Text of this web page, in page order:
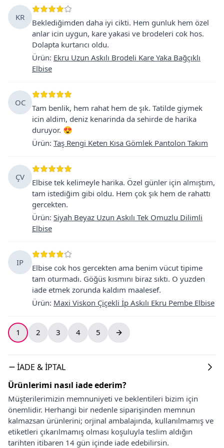
KR
Beklediğimden daha iyi cikti. Hem gunluk hem özel
anlar icin uygun, kare yakasi ve brodeleri cok hos.
Dolapta kurtarıcı oldu.
Ürün: Ekru Uzun Askılı Brodeli Kare Yaka Bağçıklı
Elbise
OC
Tam benlik, hem rahat hem de şık. Tatilde giymek
icin aldim, deniz kenarinda da sehirde de harika
duruyor. 😍
Ürün: Taş Rengi Keten Kısa Gömlek Pantolon Takım
ÇV
Elbise tek kelimeyle harika. Özel günler için almıştım,
tam istediğim gibi oldu. Hem çok şık hem de rahattı
gercekten.
Ürün: Siyah Beyaz Uzun Askılı Tek Omuzlu Dilimli
Elbise
IP
Elbise cok hos gercekten ama benim vücut tipime
tam oturmadı. Göğüs kısmını biraz sıktı. O yuzden
iade etmek zorunda kaldım maalesef.
Ürün: Maxi Viskon Çiçekli İp Askılı Ekru Pembe Elbise
1 2 3 4 5
İADE & İPTAL
Ürünlerimi nasıl iade ederim?
Müşterilerimizin memnuniyeti ve beklentileri bizim için
önemlidir. Herhangi bir nedenle siparişinden memnun
kalmazsan ürünlerini; orjinal ambalajında, kullanılmamış ve
etiketleri çıkarılmamış olması koşuluyla teslim aldığın
tarihten itibaren 14 gün içinde iade edebilirsin.